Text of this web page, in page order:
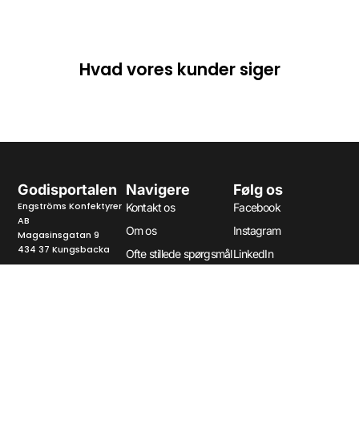
Hvad vores kunder siger
Godisportalen
Engströms Konfektyrer
AB
Magasinsgatan 9
434 37 Kungsbacka
Navigere
Kontakt os
Om os
Ofte stillede spørgsmål
Følg os
Facebook
Instagram
LinkedIn